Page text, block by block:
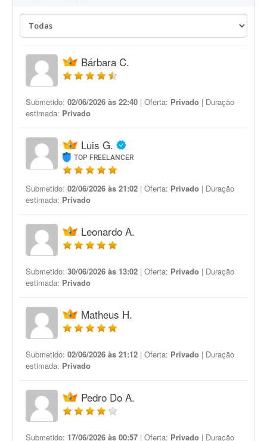
Bárbara C.
Submetido: 02/06/2026 às 22:40 | Oferta: Privado | Duração
estimada: Privado
Luis G.
TOP FREELANCER
Submetido: 02/06/2026 às 21:02 | Oferta: Privado | Duração
estimada: Privado
Leonardo A.
Submetido: 30/06/2026 às 13:02 | Oferta: Privado | Duração
estimada: Privado
Matheus H.
Submetido: 02/06/2026 às 21:12 | Oferta: Privado | Duração
estimada: Privado
Pedro Do A.
Submetido: 17/06/2026 às 00:57 | Oferta: Privado | Duração